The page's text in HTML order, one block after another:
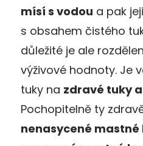
mísí s vodou a pak
s obsahem čistého
důležité je ale
výživové hodnoty. Je
tuky na zdravé tuky
Pochopitelně ty
nenasycené mastné